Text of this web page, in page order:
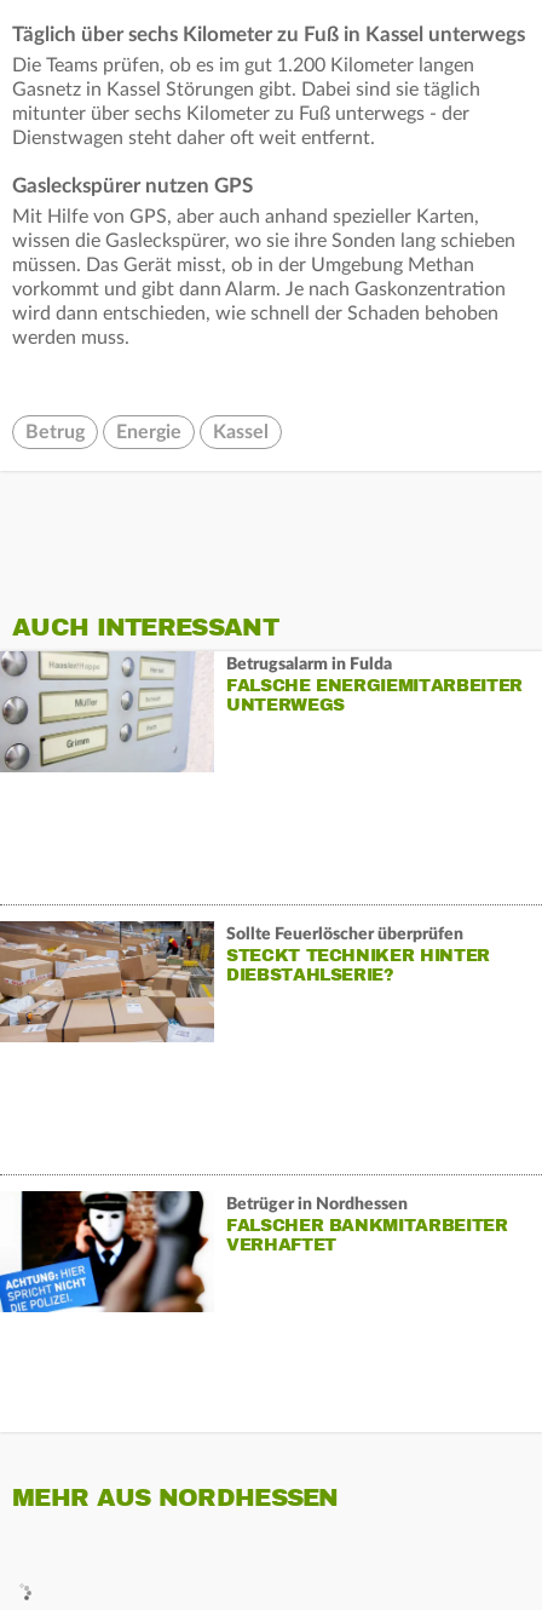
Täglich über sechs Kilometer zu Fuß in Kassel unterwegs
Die Teams prüfen, ob es im gut 1.200 Kilometer langen
Gasnetz in Kassel Störungen gibt. Dabei sind sie täglich
mitunter über sechs Kilometer zu Fuß unterwegs - der
Dienstwagen steht daher oft weit entfernt.
Gasleckspürer nutzen GPS
Mit Hilfe von GPS, aber auch anhand spezieller Karten,
wissen die Gasleckspürer, wo sie ihre Sonden lang schieben
müssen. Das Gerät misst, ob in der Umgebung Methan
vorkommt und gibt dann Alarm. Je nach Gaskonzentration
wird dann entschieden, wie schnell der Schaden behoben
werden muss.
Betrug Energie Kassel
AUCH INTERESSANT
Betrugsalarm in Fulda
FALSCHE ENERGIEMITARBEITER
UNTERWEGS
Sollte Feuerlöscher überprüfen
STECKT TECHNIKER HINTER
DIEBSTAHLSERIE?
Betrüger in Nordhessen
FALSCHER BANKMITARBEITER
VERHAFTET
MEHR AUS NORDHESSEN